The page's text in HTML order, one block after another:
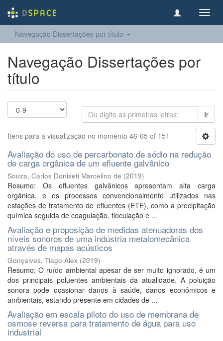
Navegação Dissertações por título
Navegação Dissertações por
título
Ir
Itens para a visualização no momento 46-65 of 151
Avaliação do uso de percarbonato de sódio na redução
de carga orgânica de um efluente galvânico
Souza, Carlos Doniseti Marcelino de (2019)
Resumo: Os efluentes galvânicos apresentam alta carga
orgânica, e os processos convencionalmente utilizados nas
estações de tratamento de efluentes (ETE), como a precipitação
química seguida de coagulação, floculação e ...
Avaliação e proposição de medidas atenuadoras dos
níveis sonoros de uma indústria metalomecânica
através de mapas acústicos
Gonçalves, Tiago Alex (2019)
Resumo: O ruído ambiental apesar de ser muito ignorado, é um
dos principais poluentes ambientais da atualidade. A poluição
sonora pode ocasionar danos à saúde, danos econômicos e
ambientais, estando presente em cidades de ...
Avaliação em escala piloto do uso de membrana de
osmose reversa para tratamento de água para uso
industrial